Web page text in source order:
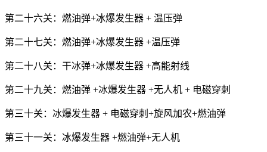
第二十六关：燃油弹+冰爆发生器 + 温压弹
第二十七关：燃油弹+冰爆发生器 +温压弹
第二十八关：干冰弹+冰爆发生器 +高能射线
第二十九关：燃油弹 +冰爆发生器 +无人机 + 电磁穿刺
第三十关：冰爆发生器 + 电磁穿刺+旋风加农+燃油弹
第三十一关：冰爆发生器 +燃油弹+无人机